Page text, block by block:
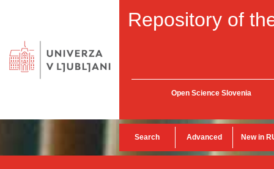
Repository of
Open Science Slovenia
Search Advanced New in